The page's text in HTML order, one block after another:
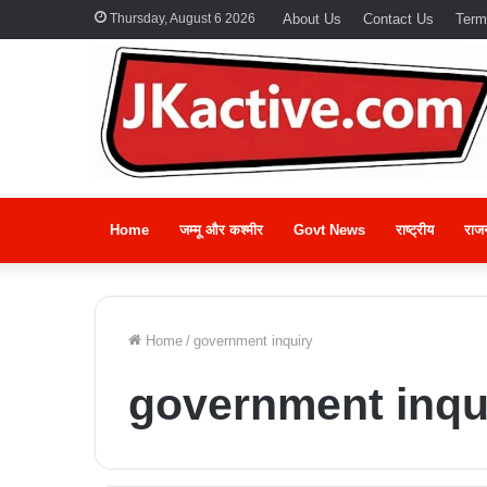
Thursday, August 6 2026 About Us Contact Us
Home जम्मू और कश्मीर Govt News राष्ट्रीय
Home / government inquiry
government